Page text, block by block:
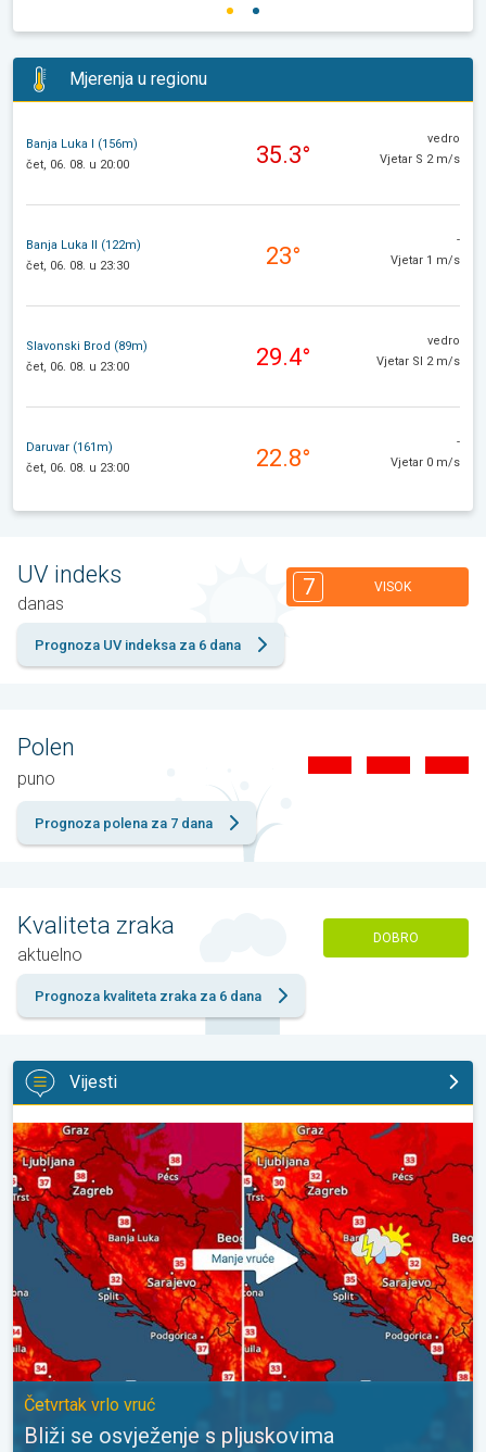
Mjerenja u regionu
Banja Luka I (156m)
čet, 06. 08. u 20:00
35.3°
vedro
Vjetar S 2 m/s
Banja Luka II (122m)
čet, 06. 08. u 23:30
23°
-
Vjetar 1 m/s
Slavonski Brod (89m)
čet, 06. 08. u 23:00
29.4°
vedro
Vjetar SI 2 m/s
Daruvar (161m)
čet, 06. 08. u 23:00
22.8°
-
Vjetar 0 m/s
UV indeks
danas
7 VISOK
Prognoza UV indeksa za 6 dana
Polen
puno
Prognoza polena za 7 dana
Kvaliteta zraka
aktuelno
DOBRO
Prognoza kvaliteta zraka za 6 dana
Vijesti
Bliži se osvježenje s pljuskovima. Četvrtak vrlo vruć. . .
Četvrtak vrlo vruć
Bliži se osvježenje s pljuskovima